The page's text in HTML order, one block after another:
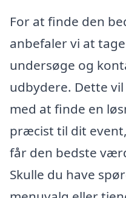
For at finde den
anbefaler vi at
undersøge og
udbydere. Dette
med at finde en
præcist til dit
får den bedste
Skulle du have